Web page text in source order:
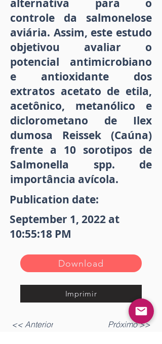
alternativa para o
controle da salmonelose
aviária. Assim, este estudo
objetivou avaliar o
potencial antimicrobiano
e antioxidante dos
extratos acetato de etila,
acetônico, metanólico e
diclorometano de Ilex
dumosa Reissek (Caúna)
frente a 10 sorotipos de
Salmonella spp. de
importância avícola.
Publication date:
September 1, 2022 at
10:55:18 PM
Download
Imprimir
<< Anterior Próximo >>